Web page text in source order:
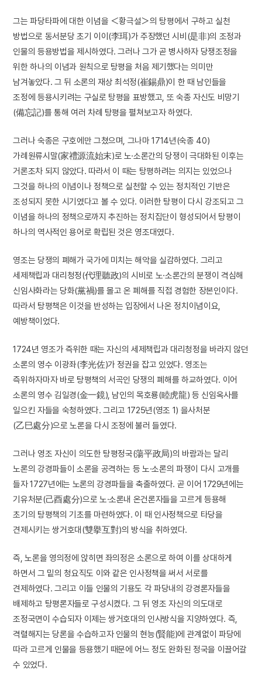
그는 파당타파에 대한 이념을 ＜황극설＞의 탕평에서 구하고 실천
방법으로 동서분당 초기 이이(李珥)가 주장했던 시비(是非)의 조정과
인물의 등용방법을 제시하였다. 그러나 그가 곧 병사하자 당쟁조정을
위한 하나의 이념과 원칙으로 탕평을 처음 제기했다는 의미만
남겨놓았다. 그 뒤 소론의 재상 최석정(崔錫鼎)이 한 때 남인들을
조정에 등용시키려는 구실로 탕평을 표방했고, 또 숙종 자신도 비망기
(備忘記)를 통해 여러 차례 탕평을 펼쳐보고자 하였다.
그러나 숙종은 구호에만 그쳤으며, 그나마 1714년(숙종 40)
가례원류시말(家禮源流始末)로 노·소론간의 당쟁이 극대화된 이후는
거론조차 되지 않았다. 따라서 이 때는 탕평하려는 의지는 있었으나
그것을 하나의 이념이나 정책으로 실천할 수 있는 정치적인 기반은
조성되지 못한 시기였다고 볼 수 있다. 이러한 탕평이 다시 강조되고 그
이념을 하나의 정책으로까지 추진하는 정치집단이 형성되어서 탕평이
하나의 역사적인 용어로 확립된 것은 영조대였다.
영조는 당쟁의 폐해가 국가에 미치는 해악을 실감하였다. 그리고
세제책립과 대리청정(代理聽政)의 시비로 노·소론간의 분쟁이 격심해
신임사화라는 당화(黨禍)를 몰고 온 폐해를 직접 경험한 장본인이다.
따라서 탕평책은 이것을 반성하는 입장에서 나온 정치이념이요,
예방책이었다.
1724년 영조가 즉위한 때는 자신의 세제책립과 대리청정을 바라지 않던
소론의 영수 이광좌(李光佐)가 정권을 잡고 있었다. 영조는
즉위하자마자 바로 탕평책의 서곡인 당쟁의 폐해를 하교하였다. 이어
소론의 영수 김일경(金一鏡), 남인의 목호룡(睦虎龍) 등 신임옥사를
일으킨 자들을 숙청하였다. 그리고 1725년(영조 1) 을사처분
(乙巳處分)으로 노론을 다시 조정에 불러 들였다.
그러나 영조 자신이 의도한 탕평정국(蕩平政局)의 바람과는 달리
노론의 강경파들이 소론을 공격하는 등 노·소론의 파쟁이 다시 고개를
들자 1727년에는 노론의 강경파들을 축출하였다. 곧 이어 1729년에는
기유처분(己酉處分)으로 노·소론내 온건론자들을 고르게 등용해
초기의 탕평책의 기초를 마련하였다. 이 때 인사정책으로 타당을
견제시키는 쌍거호대(雙擧互對)의 방식을 취하였다.
즉, 노론을 영의정에 앉히면 좌의정은 소론으로 하여 이를 상대하게
하면서 그 밑의 청요직도 이와 같은 인사정책을 써서 서로를
견제하였다. 그리고 이들 인물의 기용도 각 파당내의 강경론자들을
배제하고 탕평론자들로 구성시켰다. 그 뒤 영조 자신의 의도대로
조정국면이 수습되자 이제는 쌍거호대의 인사방식을 지양하였다. 즉,
격렬해지는 당론을 수습하고자 인물의 현능(賢能)에 관계없이 파당에
따라 고르게 인물을 등용했기 때문에 어느 정도 완화된 정국을 이끌어갈
수 있었다.